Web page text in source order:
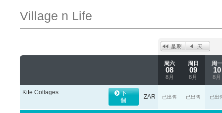
Village n Life
周六
08
8月
周日
09
8月
周一
10
8月
Kite Cottages
下一
個
ZAR 已出售 已出售 已出